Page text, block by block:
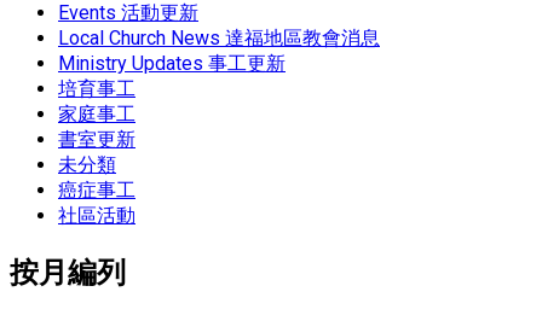
Events 活動更新
Local Church News 達福地區教會消息
Ministry Updates 事工更新
培育事工
家庭事工
書室更新
未分類
癌症事工
社區活動
按月編列